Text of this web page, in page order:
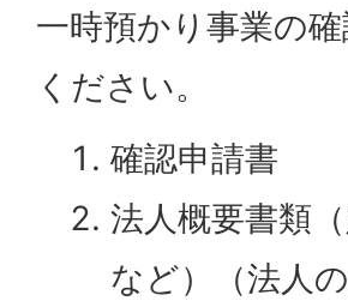
一時預かり事業の
ください。
確認申請書
法人概要書類
など）（法人の